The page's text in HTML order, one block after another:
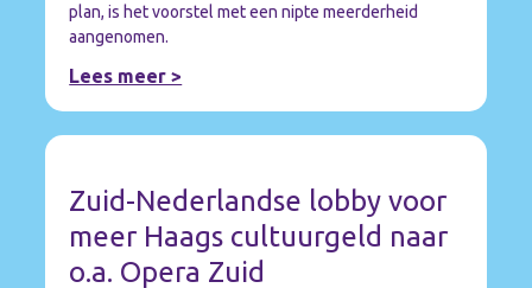
plan, is het voorstel met een nipte meerderheid
aangenomen.
Lees meer >
YEAH! ONZE MOTIE IS AANGENOMEN • YEAH! ONZE MOTIE IS AANGENOMEN •
Zuid-Nederlandse lobby voor
meer Haags cultuurgeld naar
o.a. Opera Zuid